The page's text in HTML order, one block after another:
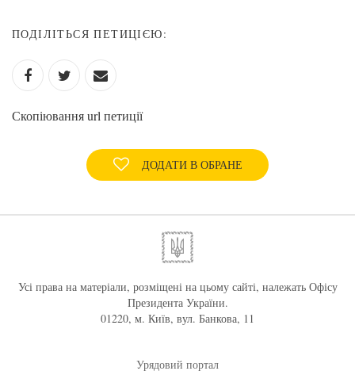
ПОДІЛІТЬСЯ ПЕТИЦІЄЮ:
Скопіювання url петиції
ДОДАТИ В ОБРАНЕ
Усі права на матеріали, розміщені на цьому сайті, належать Офісу
Президента України.
01220, м. Київ, вул. Банкова, 11
Урядовий портал